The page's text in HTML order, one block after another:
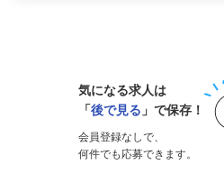
気になる求人は
「後で見る 」で保存！
会員登録なしで、
何件でも応募できます。